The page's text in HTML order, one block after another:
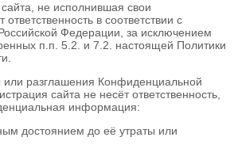
не исполнившая свои
ответственность в соответствии с
Федерации, за исключением
п.п. 5.2. и 7.2. настоящей Политики
или разглашения Конфиденциальной
сайта не несёт ответственность,
информация:
достоянием до её утраты или